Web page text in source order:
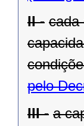
II - cada
pelo
III - a